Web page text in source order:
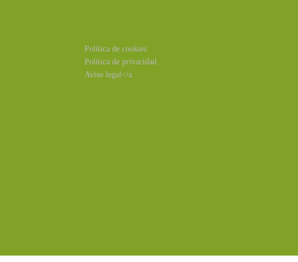
Política de cookies
Política de privacidad
Aviso legal</a